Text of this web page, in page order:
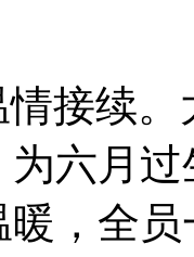
接续
六月
，全